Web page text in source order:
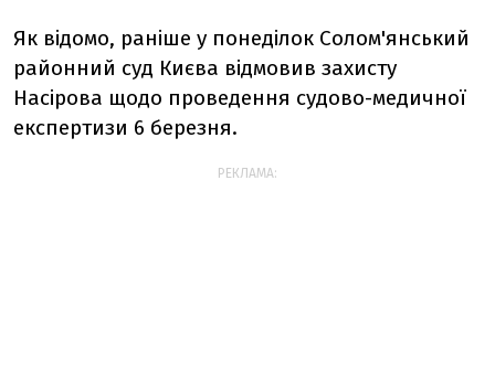
Як відомо, раніше у понеділок Солом'янський
районний суд Києва відмовив захисту
Насірова щодо проведення судово-медичної
експертизи 6 березня.
РЕКЛАМА: